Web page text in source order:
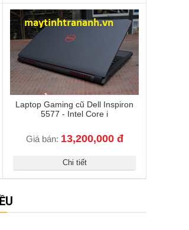
Laptop Gaming cũ Dell Inspiron
5577 - Intel Core i
Giá bán: 13,200,000 đ
Chi tiết